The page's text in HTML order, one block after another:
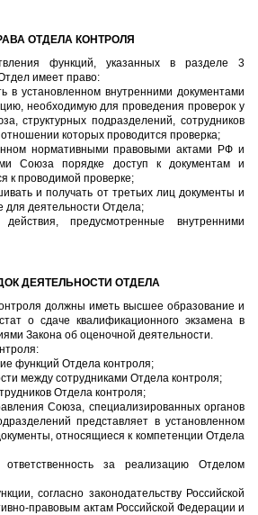
ОТДЕЛА КОНТРОЛЯ
функций, указанных в разделе 3
имеет право:
в установленном внутренними документами
необходимую для проведения проверок у
структурных подразделений, сотрудников
которых проводится проверка;
нормативными правовыми актами РФ и
Союза порядке доступ к документам и
к проводимой проверке;
и получать от третьих лиц документы и
деятельности Отдела;
предусмотренные внутренними
ДЕЯТЕЛЬНОСТИ ОТДЕЛА
должны иметь высшее образование и
о сдаче квалификационного экзамена в
Закона об оценочной деятельности.
функций Отдела контроля;
между сотрудниками Отдела контроля;
Отдела контроля;
Союза, специализированных органов
представляет в установленном
относящиеся к компетенции Отдела
за реализацию Отделом
согласно законодательству Российской
правовым актам Российской Федерации и